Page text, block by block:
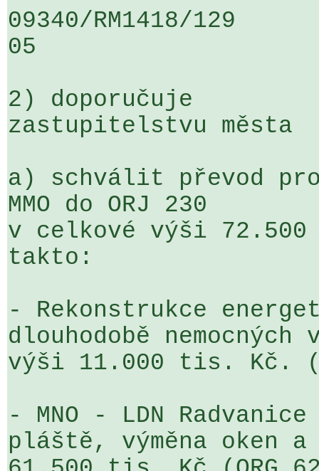
09340/RM1418/
05
2) doporučuje
zastupitelstvu města
a) schválit převod
MMO do ORJ 230
v celkové výši
takto:
- Rekonstrukce
dlouhodobě
výši 11.000 tis. Kč.
- MNO - LDN
pláště, výměna oken